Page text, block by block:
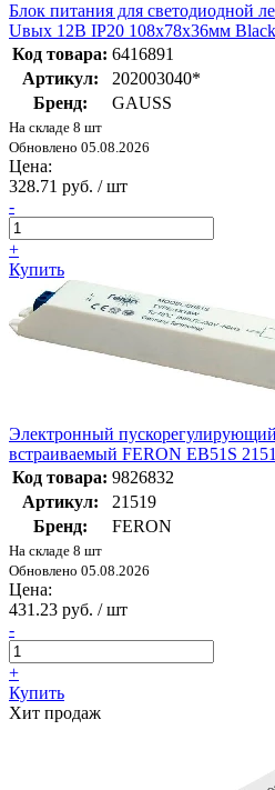
Блок питания для светодиодной
Uвых 12В IP20 108х78х36мм Black
Код товара: 6416891
Артикул:
202003040*
Бренд:
GAUSS
На складе 8 шт
Обновлено 05.08.2026
Цена:
328.71 руб. / шт
-
+
Купить
Электронный
встраиваемый FERON EB51S
Код товара: 9826832
Артикул:
21519
Бренд:
FERON
На складе 8 шт
Обновлено 05.08.2026
Цена:
431.23 руб. / шт
-
+
Купить
Хит продаж